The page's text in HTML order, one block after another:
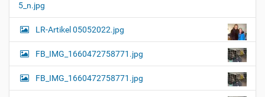
5_n.jpg
LR-Artikel 05052022.jpg
FB_IMG_1660472758771.jpg
FB_IMG_1660472758771.jpg